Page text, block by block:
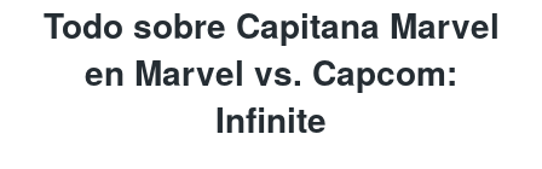
Todo sobre Capitana Marvel
en Marvel vs. Capcom:
Infinite